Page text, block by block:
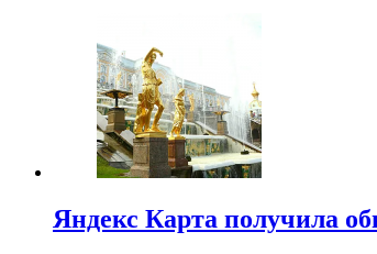
Яндекс Карта получила